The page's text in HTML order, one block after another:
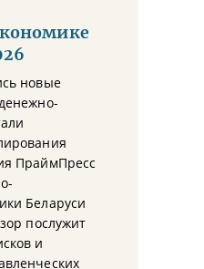
новые
ПраймПресс
Беларуси
послужит
и